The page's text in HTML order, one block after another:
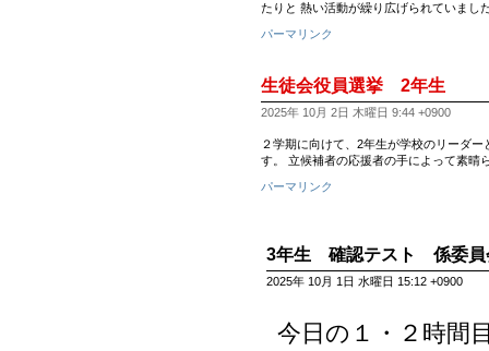
たりと 熱い活動が繰り広げられていまし
パーマリンク
生徒会役員選挙 2年生
2025年 10月 2日 木曜日 9:44 +0900
２学期に向けて、2年生が学校のリーダ
す。 立候補者の応援者の手によって素晴
パーマリンク
3年生 確認テスト 係委員
2025年 10月 1日 水曜日 15:12 +0900
今日の１・２時間